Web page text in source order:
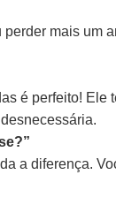
mais um
é perfeito! Ele
a diferença.